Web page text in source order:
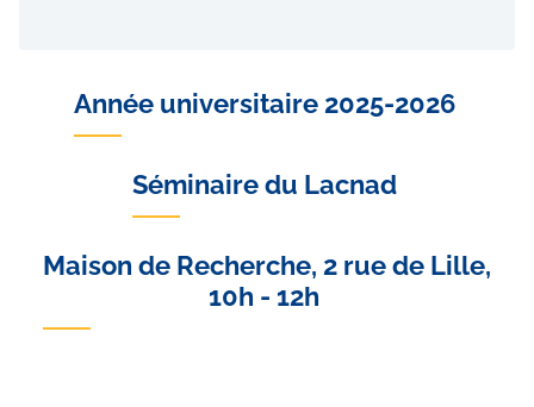
Année universitaire 2025-2026
Séminaire du Lacnad
Maison de Recherche, 2 rue de Lille,
10h - 12h